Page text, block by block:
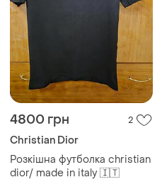
4800 грн 2
Christian Dior
Розкішнa футболка christian
dior/ made in italy 🇮🇹